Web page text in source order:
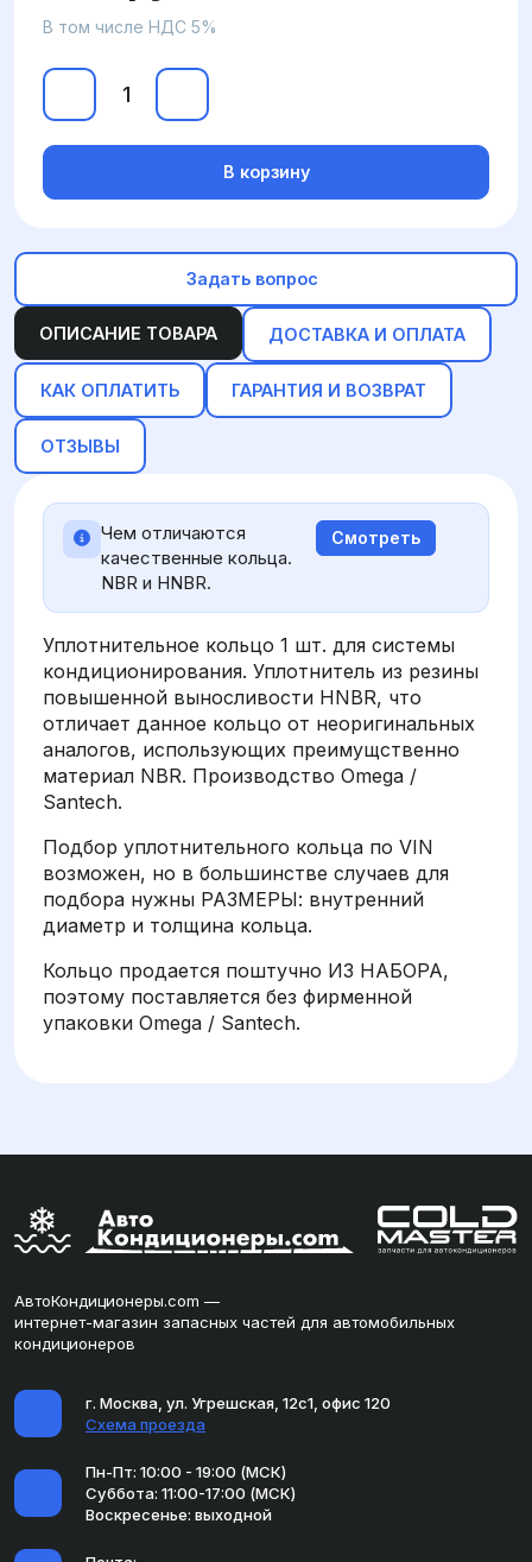
ОПИСАНИЕ ТОВАРА ДОСТАВКА И ОПЛАТА
КАК ОПЛАТИТЬ ГАРАНТИЯ И ВОЗВРАТ
ОТЗЫВЫ
Чем отличаются
качественные кольца.
NBR и HNBR.
Смотреть
Уплотнительное кольцо 1 шт. для системы
кондиционирования. Уплотнитель из резины
повышенной выносливости HNBR, что
отличает данное кольцо от неоригинальных
аналогов, использующих преимущственно
материал NBR. Производство Omega /
Santech.
Подбор уплотнительного кольца по VIN
возможен, но в большинстве случаев для
подбора нужны РАЗМЕРЫ: внутренний
диаметр и толщина кольца.
Кольцо продается поштучно ИЗ НАБОРА,
поэтому поставляется без фирменной
упаковки Omega / Santech.
В том числе НДС 5%
В корзину
Задать вопрос
АвтоКондиционеры.com —
интернет-магазин запасных частей для автомобильных
кондиционеров
г. Москва, ул. Угрешская, 12с1, офис 120
Схема проезда
Пн-Пт: 10:00 - 19:00 (МСК)
Суббота: 11:00-17:00 (МСК)
Воскресенье: выходной